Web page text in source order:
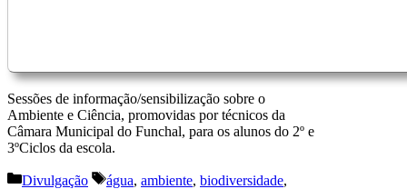
Sessões de informação/sensibilização sobre o
Ambiente e Ciência, promovidas por técnicos da
Câmara Municipal do Funchal, para os alunos do 2º e
3ºCiclos da escola.
Categorias
Divulgação Etiquetas
água, ambiente, biodiversidade,